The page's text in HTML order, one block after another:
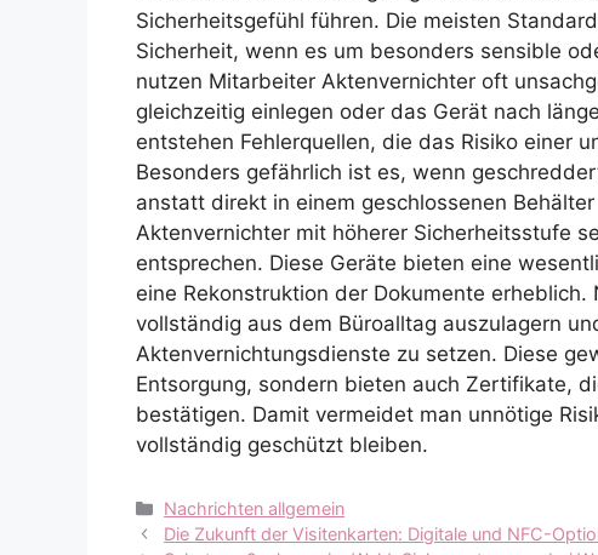
Sicherheitsgefühl führen. Die meisten
Sicherheit, wenn es um besonders sensible
nutzen Mitarbeiter Aktenvernichter oft
gleichzeitig einlegen oder das Gerät nach
entstehen Fehlerquellen, die das Risiko einer
Besonders gefährlich ist es, wenn
anstatt direkt in einem geschlossenen
Aktenvernichter mit höherer Sicherheitsstufe
entsprechen. Diese Geräte bieten eine
eine Rekonstruktion der Dokumente
vollständig aus dem Büroalltag auszulagern
Aktenvernichtungsdienste zu setzen. Diese
Entsorgung, sondern bieten auch Zertifikate,
bestätigen. Damit vermeidet man unnötige
vollständig geschützt bleiben.
Kategorien
Nachrichten allgemein
Die Zukunft der Visitenkarten: Digitale und NFC-